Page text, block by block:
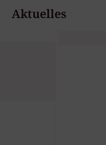
Aktuelles